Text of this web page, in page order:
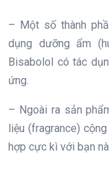
– Một số thành
dụng dưỡng ẩm
Bisabolol có tác
ứng.
– Ngoài ra sản
liệu (fragrance)
hợp cực kì với bạn